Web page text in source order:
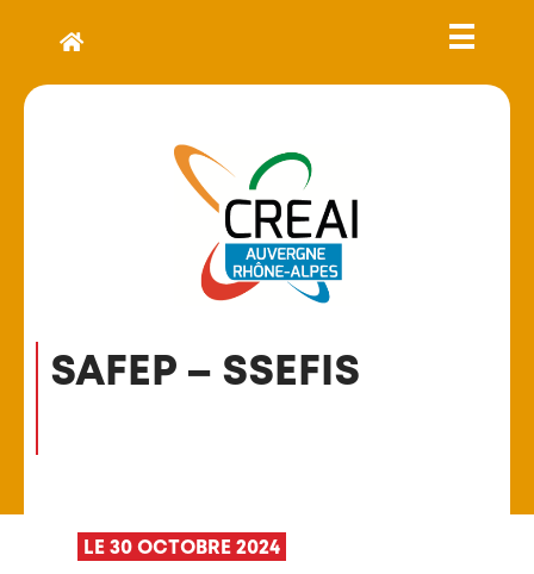
SAFEP – SSEFIS
LE 30 OCTOBRE 2024